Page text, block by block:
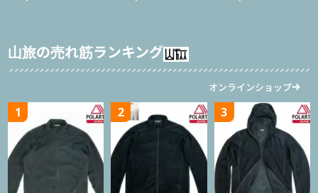
山旅の売れ筋ランキング
オンラインショップ
1 2 3